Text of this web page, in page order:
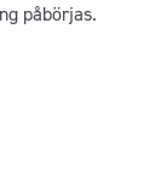
påbörjas.